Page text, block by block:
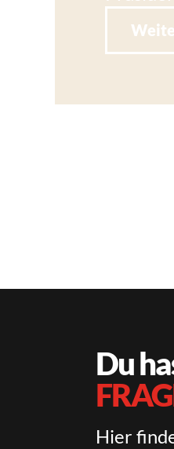
Du
Hier